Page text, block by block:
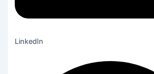
LinkedIn